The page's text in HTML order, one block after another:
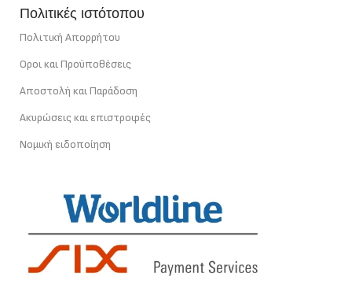
Πολιτικές ιστότοπου
Πολιτική Απορρήτου
Οροι και Προϋποθέσεις
Αποστολή και Παράδοση
Ακυρώσεις και επιστροφές
Νομική ειδοποίηση